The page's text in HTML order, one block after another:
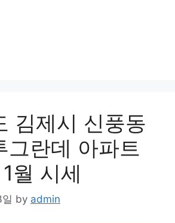
김제시 신풍동
그란데 아파트
월 시세
by admin